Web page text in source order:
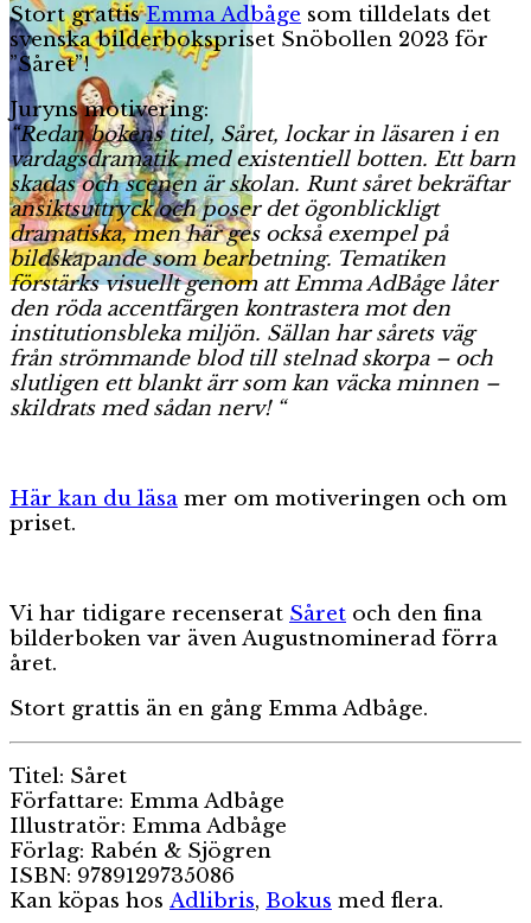
Stort grattisEmma Adbåge som tilldelats det
svenska bilderbokspriset Snöbollen 2023 för
”Såret”!
Juryns motivering:
“Redan bokens titel, Såret, lockar in läsaren i en
vardagsdramatik med existentiell botten. Ett barn
skadas och scenen är skolan. Runt såret bekräftar
ansiktsuttryck och poser det ögonblickligt
dramatiska, men här ges också exempel på
bildskapande som bearbetning. Tematiken
förstärks visuellt genom att Emma AdBåge låter
den röda accentfärgen kontrastera mot den
institutionsbleka miljön. Sällan har sårets väg
från strömmande blod till stelnad skorpa – och
slutligen ett blankt ärr som kan väcka minnen –
skildrats med sådan nerv! “
Här kan du läsa mer om motiveringen och om
priset.
Vi har tidigare recenserat Såret och den fina
bilderboken var även Augustnominerad förra
året.
Stort grattis än en gång Emma Adbåge.
Titel: Såret
Författare: Emma Adbåge
Illustratör: Emma Adbåge
Förlag: Rabén & Sjögren
ISBN: 9789129735086
Kan köpas hos Adlibris, Bokus med flera.